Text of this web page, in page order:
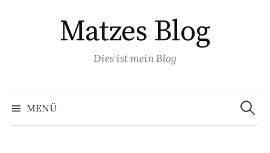
Matzes Blog
Dies ist mein Blog
MENÜ
Suchen
nach: